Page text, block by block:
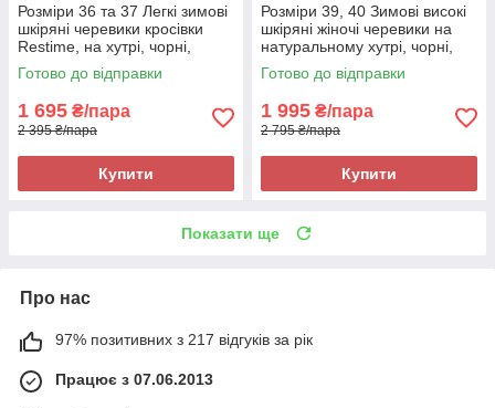
Розміри 36 та 37 Легкі зимові
шкіряні черевики кросівки
Restime, на хутрі, чорні,
повнорозмірні, на підошві з
піни
Готово до відправки
1 695 ₴/пара
2 395 ₴/пара
Купити
Розміри 39, 40 Зимові високі
шкіряні жіночі черевики на
натуральному хутрі, чорні,
теплі і комфортні Brave 7000
Готово до відправки
1 995 ₴/пара
2 795 ₴/пара
Купити
Показати ще
Про нас
97% позитивних з 217 відгуків за рік
Працює з 07.06.2013